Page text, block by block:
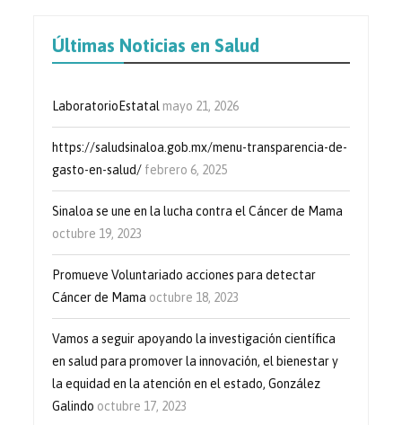
Últimas Noticias en Salud
LaboratorioEstatal mayo 21, 2026
https://saludsinaloa.gob.mx/menu-transparencia-de-
gasto-en-salud/ febrero 6, 2025
Sinaloa se une en la lucha contra el Cáncer de Mama
octubre 19, 2023
Promueve Voluntariado acciones para detectar
Cáncer de Mama octubre 18, 2023
Vamos a seguir apoyando la investigación científica
en salud para promover la innovación, el bienestar y
la equidad en la atención en el estado, González
Galindo octubre 17, 2023